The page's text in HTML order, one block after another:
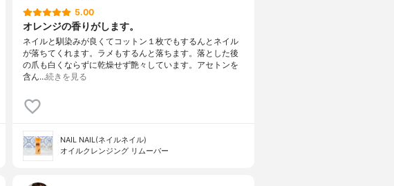
5.00
オレンジの香りがします。
ネイルと馴染みが良くてコットン１枚でもするんとネイル
が落ちてくれます。ラメもするんと落ちます。落とした後
の爪も白くならずに乾燥せず艶々しています。アセトンを
含ん…続きを見る
NAIL NAIL(ネイルネイル)
オイルクレンジング リムーバー